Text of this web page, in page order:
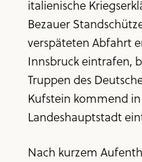
italienische
Bezauer
verspäteten Abfahrt
Innsbruck eintrafen,
Truppen des
Kufstein kommend
Landeshauptstadt
Nach kurzem